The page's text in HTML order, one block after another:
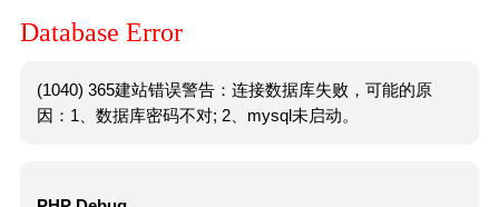
Database Error
(1040) 365建站错误警告：连接数据库失败，可能的原
因：1、数据库密码不对; 2、mysql未启动。